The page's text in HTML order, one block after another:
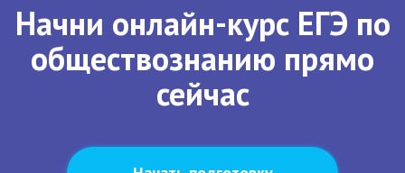
Начни онлайн-курс ЕГЭ по
обществознанию прямо
сейчас